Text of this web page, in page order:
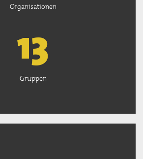
Organisationen
13
Gruppen